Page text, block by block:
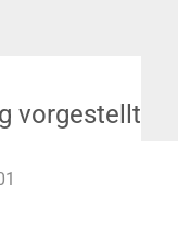
vorgestellt